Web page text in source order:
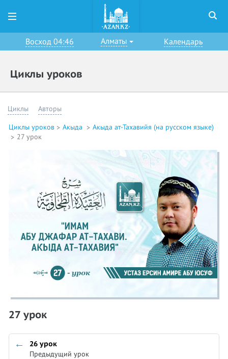
Восход 04:46 Алматы Календарь
Циклы уроков
Циклы Авторы
Циклы уроков Акыда
Акыда ат-Тахавийя (на русском языке)
27 урок
27 урок
26 урок
Предыдущий урок